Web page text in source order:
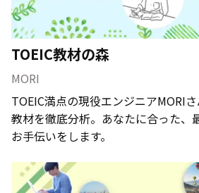
TOEIC教材の森
MORI
TOEIC満点の現役エンジニアMORI
教材を徹底分析。あなたに合った、
お手伝いをします。